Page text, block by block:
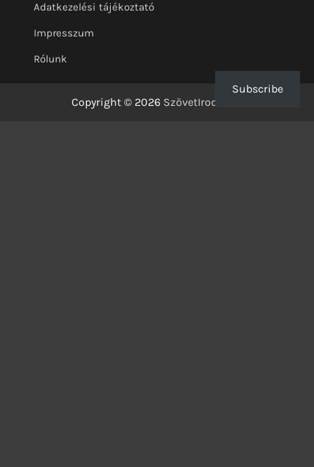
Adatkezelési tájékoztató
Impresszum
Rólunk
Copyright © 2026 SzövetIrodalom
Subscribe